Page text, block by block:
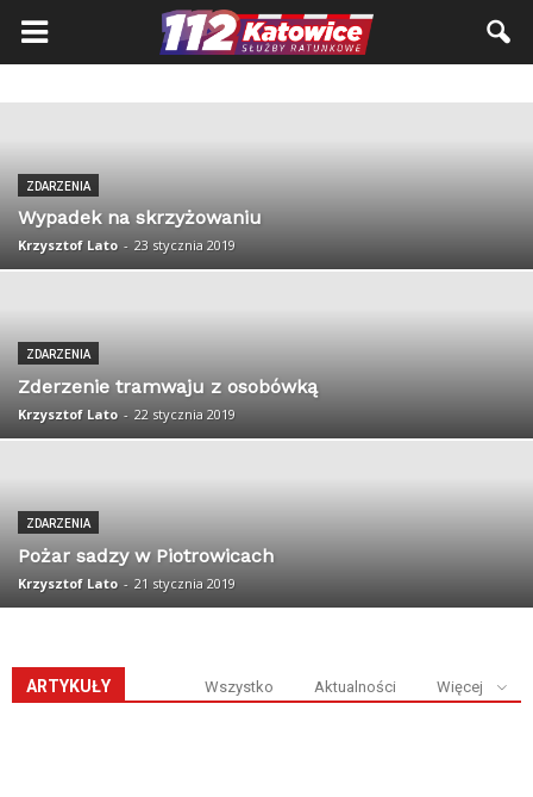
ZDARZENIA
Wypadek na skrzyżowaniu
Krzysztof Lato - 23 stycznia 2019
ZDARZENIA
Zderzenie tramwaju z osobówką
Krzysztof Lato - 22 stycznia 2019
ZDARZENIA
Pożar sadzy w Piotrowicach
Krzysztof Lato - 21 stycznia 2019
ARTYKUŁY Wszystko Aktualności Więcej